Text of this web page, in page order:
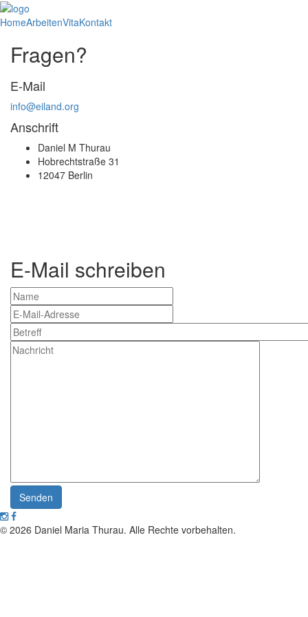
HomeArbeitenVitaKontakt
Fragen?
E-Mail
info@eiland.org
Anschrift
Daniel M Thurau
Hobrechtstraße 31
12047 Berlin
E-Mail schreiben
Senden
© 2026 Daniel Maria Thurau. Alle Rechte vorbehalten.